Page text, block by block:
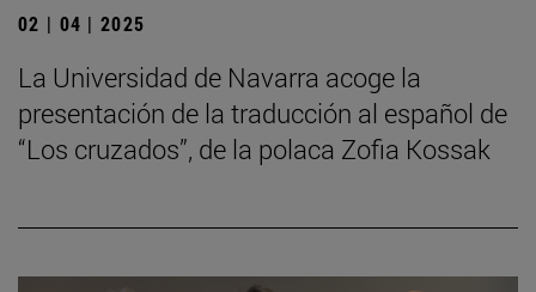
02 | 04 | 2025
La Universidad de Navarra acoge la
presentación de la traducción al español de
“Los cruzados”, de la polaca Zofia Kossak